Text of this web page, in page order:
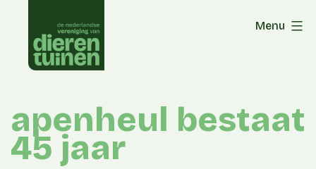
content
Menu
apenheul bestaat
45 jaar